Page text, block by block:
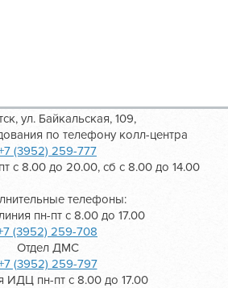
ул. Байкальская, 109,
по телефону колл-центра
(3952) 259-777
с 8.00 до 20.00, сб с 8.00 до 14.00
телефоны:
пн-пт с 8.00 до 17.00
(3952) 259-708
Отдел ДМС
(3952) 259-797
ИДЦ пн-пт с 8.00 до 17.00